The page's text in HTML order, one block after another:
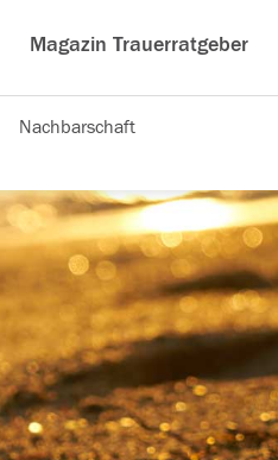
Magazin Trauerratgeber
Nachbarschaft